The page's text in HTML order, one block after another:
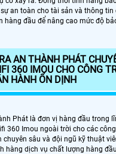
an toàn cho tài sản và thông tin
hàng đầu để nâng cao mức độ
AN THÀNH PHÁT
360 IMOU CHO CÔNG
HÀNH ỔN DỊNH
Phát là đơn vị hàng đầu trong
360 Imou ngoài trời cho các
sâu và đội ngũ kỹ thuật
hàng dịch vụ chất lượng hàng